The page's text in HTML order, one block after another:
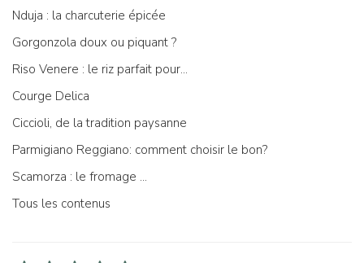
Nduja : la charcuterie épicée
Gorgonzola doux ou piquant ?
Riso Venere : le riz parfait pour...
Courge Delica
Ciccioli, de la tradition paysanne
Parmigiano Reggiano: comment choisir le bon?
Scamorza : le fromage ...
Tous les contenus